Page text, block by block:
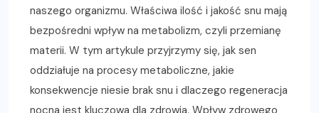
naszego organizmu. Właściwa ilość i jakość snu mają
bezpośredni wpływ na metabolizm, czyli przemianę
materii. W tym artykule przyjrzymy się, jak sen
oddziałuje na procesy metaboliczne, jakie
konsekwencje niesie brak snu i dlaczego regeneracja
nocna jest kluczowa dla zdrowia. Wpływ zdrowego